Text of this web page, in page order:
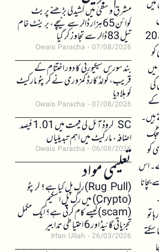
ایندھن کی حد کو 30 لیٹر سے کم کر کے 20
کے
ہیں۔
کو
اس
تو
سکتے
مشرقِ وسطیٰ میں کشیدگی بڑھنے پر بٹ
کوائن 65 ہزار ڈالر سے نیچے، برینٹ خام
تیل 83 ڈالر سے تجاوز کر گیا
Owais Paracha 07/08/2026
بند سورس سیکیورٹی کا دور اختتام کے
قریب، کولڈ کارڈ کمزوری نے کرپٹو مارکیٹ
کو ہلا دیا
Owais Paracha 07/08/2026
SC کروڈ آئل کی قیمت میں 1.01 فیصد
اضافہ، مارکیٹ میں اہم تبدیلیاں
Owais Paracha 06/08/2026
تعلیمی مواد(Rug Pull)رگ پل کیا ہے؟ کرپٹو
(Crypto) میں رگ پل اسکیم
(scam)کیسے کام کرتی ہے؟ ایک مکمل
تجزیاتی گائیڈ اور 6 احتیاطی تدابیر
Irfan Ullah 26/03/2026